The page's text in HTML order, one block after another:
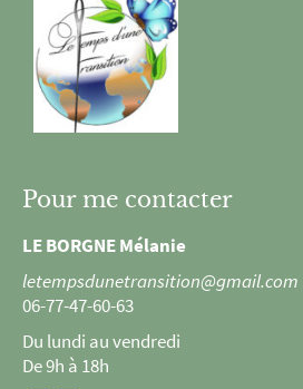
Pour me contacter
LE BORGNE Mélanie
letempsdunetransition@gmail.com
06-77-47-60-63
Du lundi au vendredi
De 9h à 18h